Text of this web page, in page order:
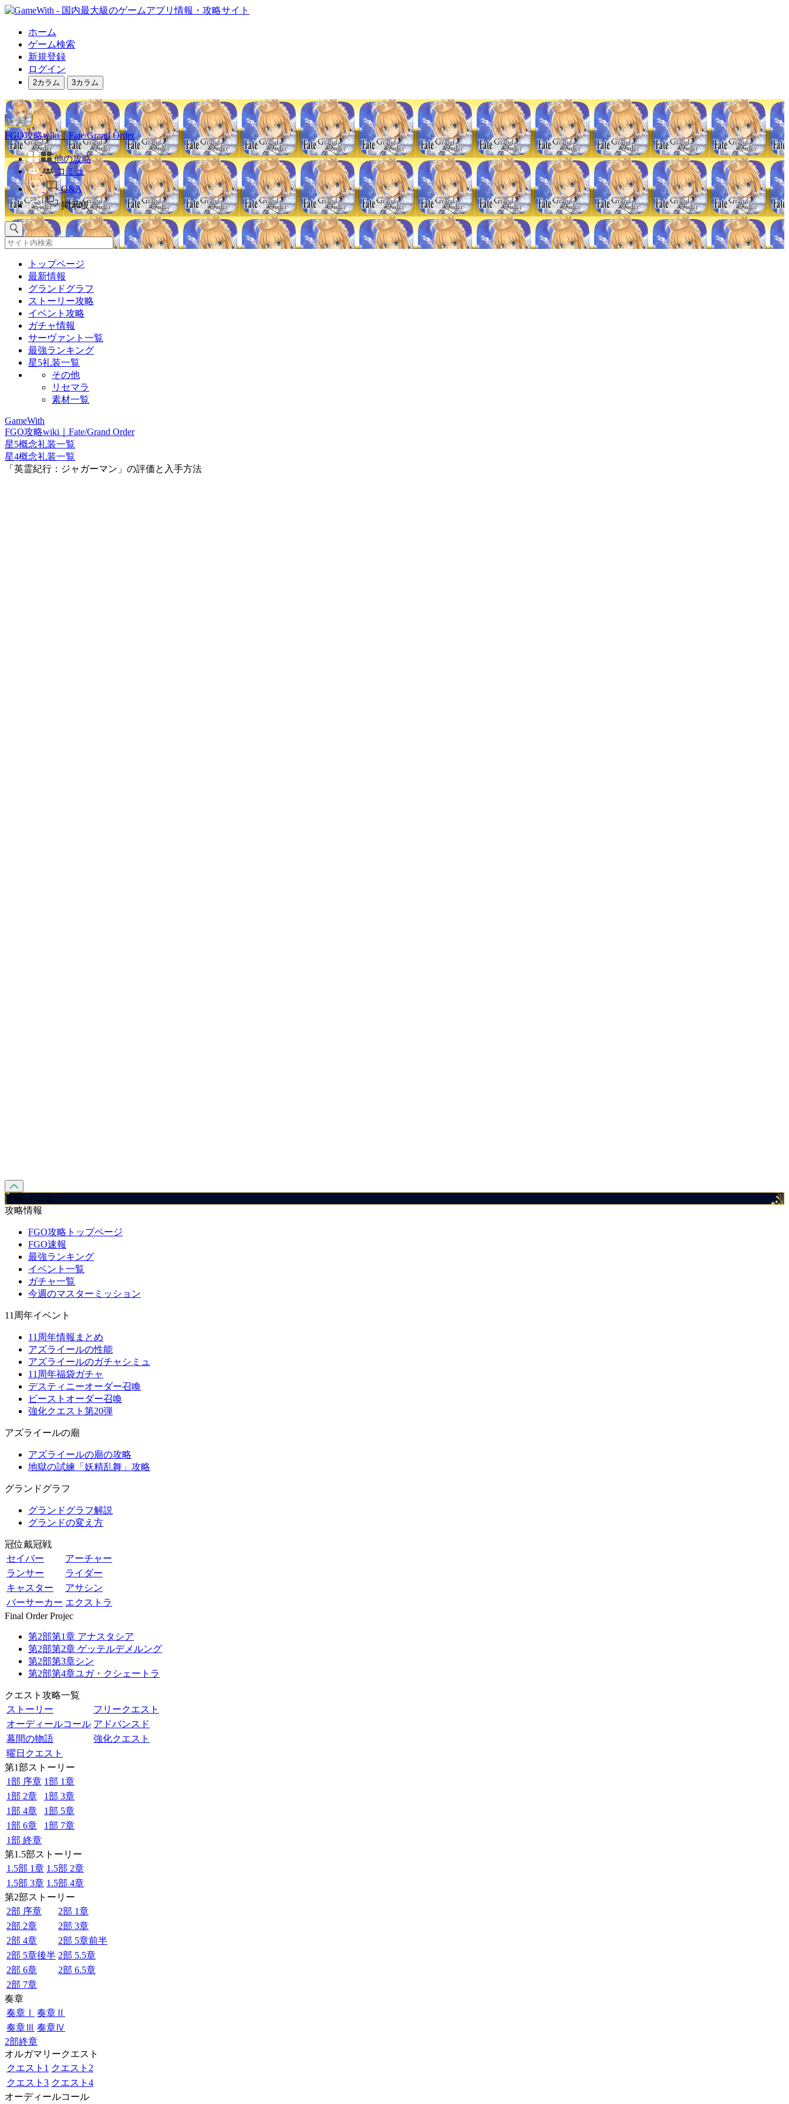
ホーム
ゲーム検索
新規登録
ログイン
2カラム 3カラム
FGO攻略wiki｜Fate/Grand Order
他の攻略
コミュ
Q&A
掲示板
トップページ
最新情報
グランドグラフ
ストーリー攻略
イベント攻略
ガチャ情報
サーヴァント一覧
最強ランキング
星5礼装一覧
その他
リセマラ
素材一覧
GameWith
FGO攻略wiki｜Fate/Grand Order
星5概念礼装一覧
星4概念礼装一覧
「英霊紀行：ジャガーマン」の評価と入手方法
攻略 メニュー
攻略情報
FGO攻略トップページ
FGO速報
最強ランキング
イベント一覧
ガチャ一覧
今週のマスターミッション
11周年イベント
11周年情報まとめ
アズライールの性能
アズライールのガチャシミュ
11周年福袋ガチャ
デスティニーオーダー召喚
ビーストオーダー召喚
強化クエスト第20弾
アズライールの廟
アズライールの廟の攻略
地獄の試練「妖精乱舞」攻略
グランドグラフ
グランドグラフ解説
グランドの変え方
冠位戴冠戦
セイバー
アーチャー
ランサー
ライダー
キャスター
アサシン
バーサーカー エクストラ
Final Order Projec
第2部第1章 アナスタシア
第2部第2章 ゲッテルデメルング
第2部第3章シン
第2部第4章ユガ・クシェートラ
クエスト攻略一覧
ストーリー
フリークエスト
オーディールコール アドバンスド
幕間の物語
強化クエスト
曜日クエスト
第1部ストーリー
1部 序章 1部 1章
1部 2章
1部 3章
1部 4章
1部 5章
1部 6章
1部 7章
1部 終章
第1.5部ストーリー
1.5部 1章 1.5部 2章
1.5部 3章 1.5部 4章
第2部ストーリー
2部 序章
2部 1章
2部 2章
2部 3章
2部 4章
2部 5章前半
2部 5章後半 2部 5.5章
2部 6章
2部 6.5章
2部 7章
奏章
奏章Ⅰ
奏章Ⅱ
奏章Ⅲ 奏章Ⅳ
2部終章
オルガマリークエスト
クエスト1 クエスト2
クエスト3 クエスト4
オーディールコール